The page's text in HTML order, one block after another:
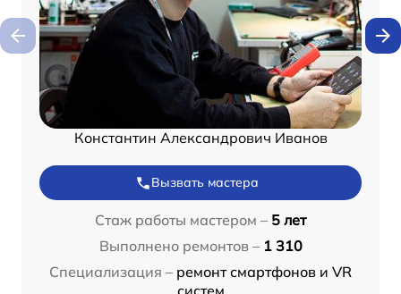
Константин Александрович Иванов
Вызвать мастера
Стаж работы мастером – 5 лет
Выполнено ремонтов – 1 310
Специализация – ремонт смартфонов и VR